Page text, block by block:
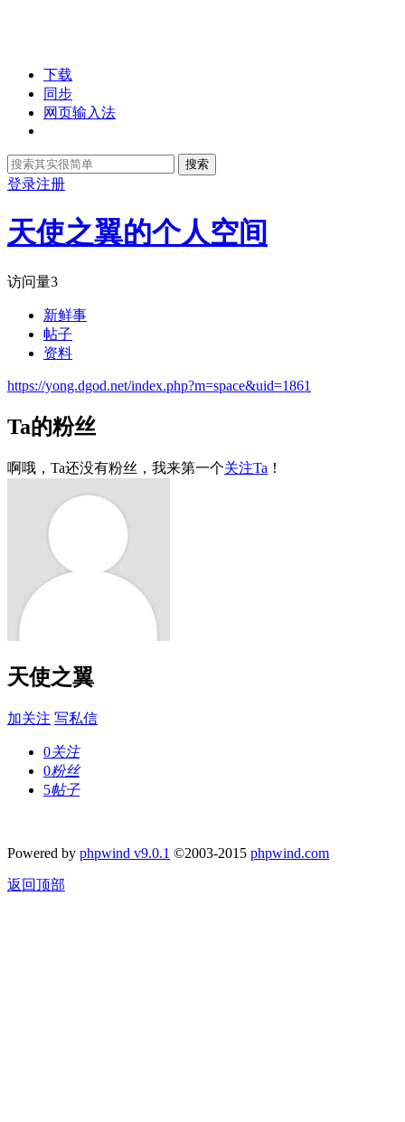
下载
同步
网页输入法
搜索
登录注册
天使之翼的个人空间
访问量3
新鲜事
帖子
资料
https://yong.dgod.net/index.php?m=space&uid=1861
Ta的粉丝
啊哦，Ta还没有粉丝，我来第一个关注Ta ！
天使之翼
加关注 写私信
0关注
0粉丝
5帖子
Powered by phpwind v9.0.1 ©2003-2015 phpwind.com
返回顶部